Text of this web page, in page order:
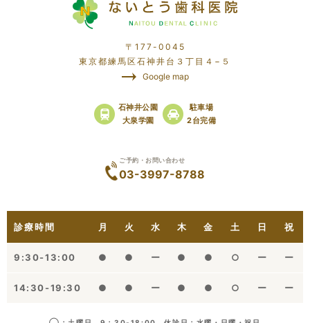
〒177-0045
東京都練馬区石神井台３丁目４−５
Google map
石神井公園
大泉学園
駐車場
2台完備
ご予約・お問い合わせ
03-3997-8788
診療時間 月 火 水 木 金 土 日 祝
9:30-13:00 ● ● ー ● ● ○ ー ー
14:30-19:30 ● ● ー ● ● ○ ー ー